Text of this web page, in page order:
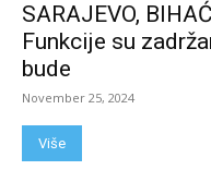
SARAJEVO,
Funkcije su
bude
November 25, 2024
Više